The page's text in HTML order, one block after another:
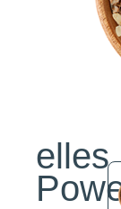
elles